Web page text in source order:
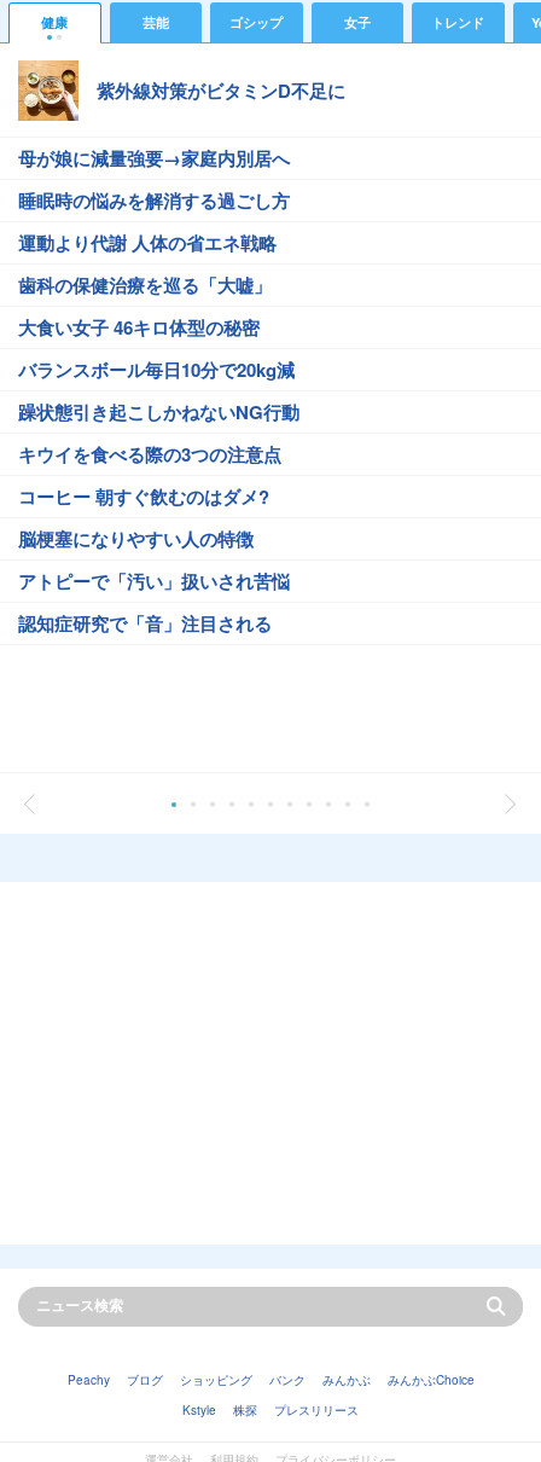
健康 芸能 ゴシップ 女子 トレンド
紫外線対策がビタミンD不足に
母が娘に減量強要→家庭内別居へ
睡眠時の悩みを解消する過ごし方
運動より代謝 人体の省エネ戦略
歯科の保健治療を巡る「大嘘」
大食い女子 46キロ体型の秘密
バランスボール毎日10分で20kg減
躁状態引き起こしかねないNG行動
キウイを食べる際の3つの注意点
コーヒー 朝すぐ飲むのはダメ?
脳梗塞になりやすい人の特徴
アトピーで「汚い」扱いされ苦悩
認知症研究で「音」注目される
Peachy ブログ ショッピング バンク みんかぶ
みんかぶChoice
Kstyle
株探 プレスリリース